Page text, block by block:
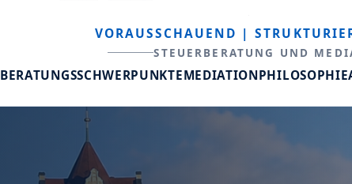
VORAUSSCHAUEND |
STEUERBERATUNG UND
BERATUNGSSCHWERPUNKTEMEDIATIONPHILOSOPHIE